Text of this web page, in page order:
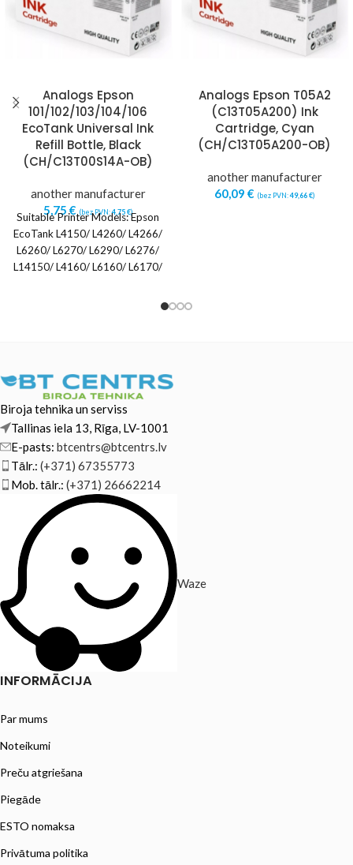
Analogs Epson
101/102/103/104/106
EcoTank Universal Ink
Refill Bottle, Black
(CH/C13T00S14A-OB)
another manufacturer
5,75€ (bez PVN:4,75€)
Suitable Printer Models: Epson
EcoTank L4150/ L4260/ L4266/
L6260/ L6270/ L6290/ L6276/
L14150/ L4160/ L6160/ L6170/
Analogs Epson T05A2
(C13T05A200) Ink
Cartridge, Cyan
(CH/C13T05A200-OB)
another manufacturer
60,09 € (bez PVN:49,66€)
Biroja tehnika un serviss
Tallinas iela 13, Rīga, LV-1001
E-pasts: btcentrs@btcentrs.lv
Tālr.: (+371) 67355773
Mob. tālr.: (+371) 26662214
Waze
INFORMĀCIJA
Par mums
Noteikumi
Preču atgriešana
Piegāde
ESTO nomaksa
Privātuma politika